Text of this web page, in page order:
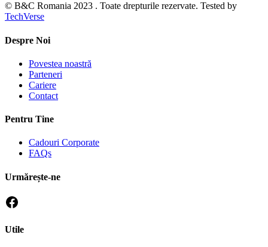
© B&C Romania 2023 . Toate drepturile rezervate. Tested by
TechVerse
Despre Noi
Povestea noastră
Parteneri
Cariere
Contact
Pentru Tine
Cadouri Corporate
FAQs
Urmărește-ne
Utile